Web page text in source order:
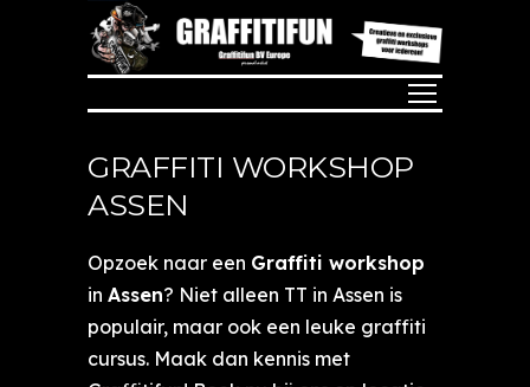
GRAFFITI WORKSHOP
ASSEN
Opzoek naar een Graffiti workshop
in Assen? Niet alleen TT in Assen is
populair, maar ook een leuke graffiti
cursus. Maak dan kennis met